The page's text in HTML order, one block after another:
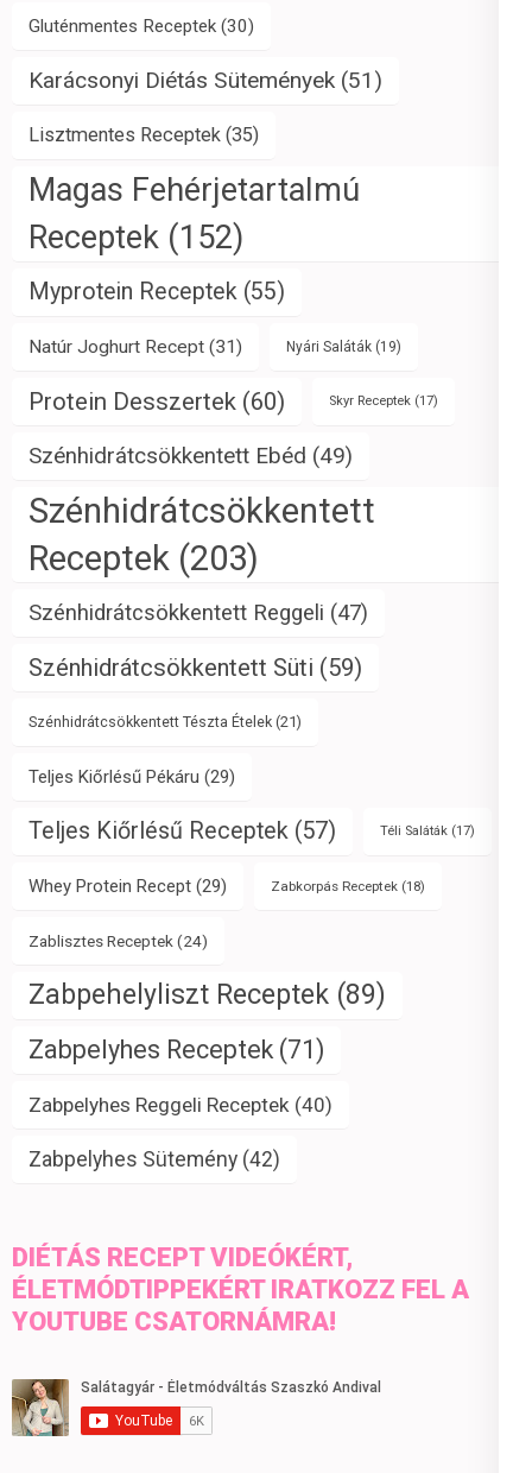
Gluténmentes Receptek (30)
Karácsonyi Diétás Sütemények (51)
Lisztmentes Receptek (35)
Magas Fehérjetartalmú
Receptek (152)
Myprotein Receptek (55)
Natúr Joghurt Recept (31) Nyári Saláták (19)
Protein Desszertek (60) Skyr Receptek (17)
Szénhidrátcsökkentett Ebéd (49)
Szénhidrátcsökkentett
Receptek (203)
Szénhidrátcsökkentett Reggeli (47)
Szénhidrátcsökkentett Süti (59)
Szénhidrátcsökkentett Tészta Ételek (21)
Teljes Kiőrlésű Pékáru (29)
Teljes Kiőrlésű Receptek (57) Téli Saláták (17)
Whey Protein Recept (29) Zabkorpás Receptek (18)
Zablisztes Receptek (24)
Zabpehelyliszt Receptek (89)
Zabpelyhes Receptek (71)
Zabpelyhes Reggeli Receptek (40)
Zabpelyhes Sütemény (42)
DIÉTÁS RECEPT VIDEÓKÉRT,
ÉLETMÓDTIPPEKÉRT IRATKOZZ FEL A
YOUTUBE CSATORNÁMRA!